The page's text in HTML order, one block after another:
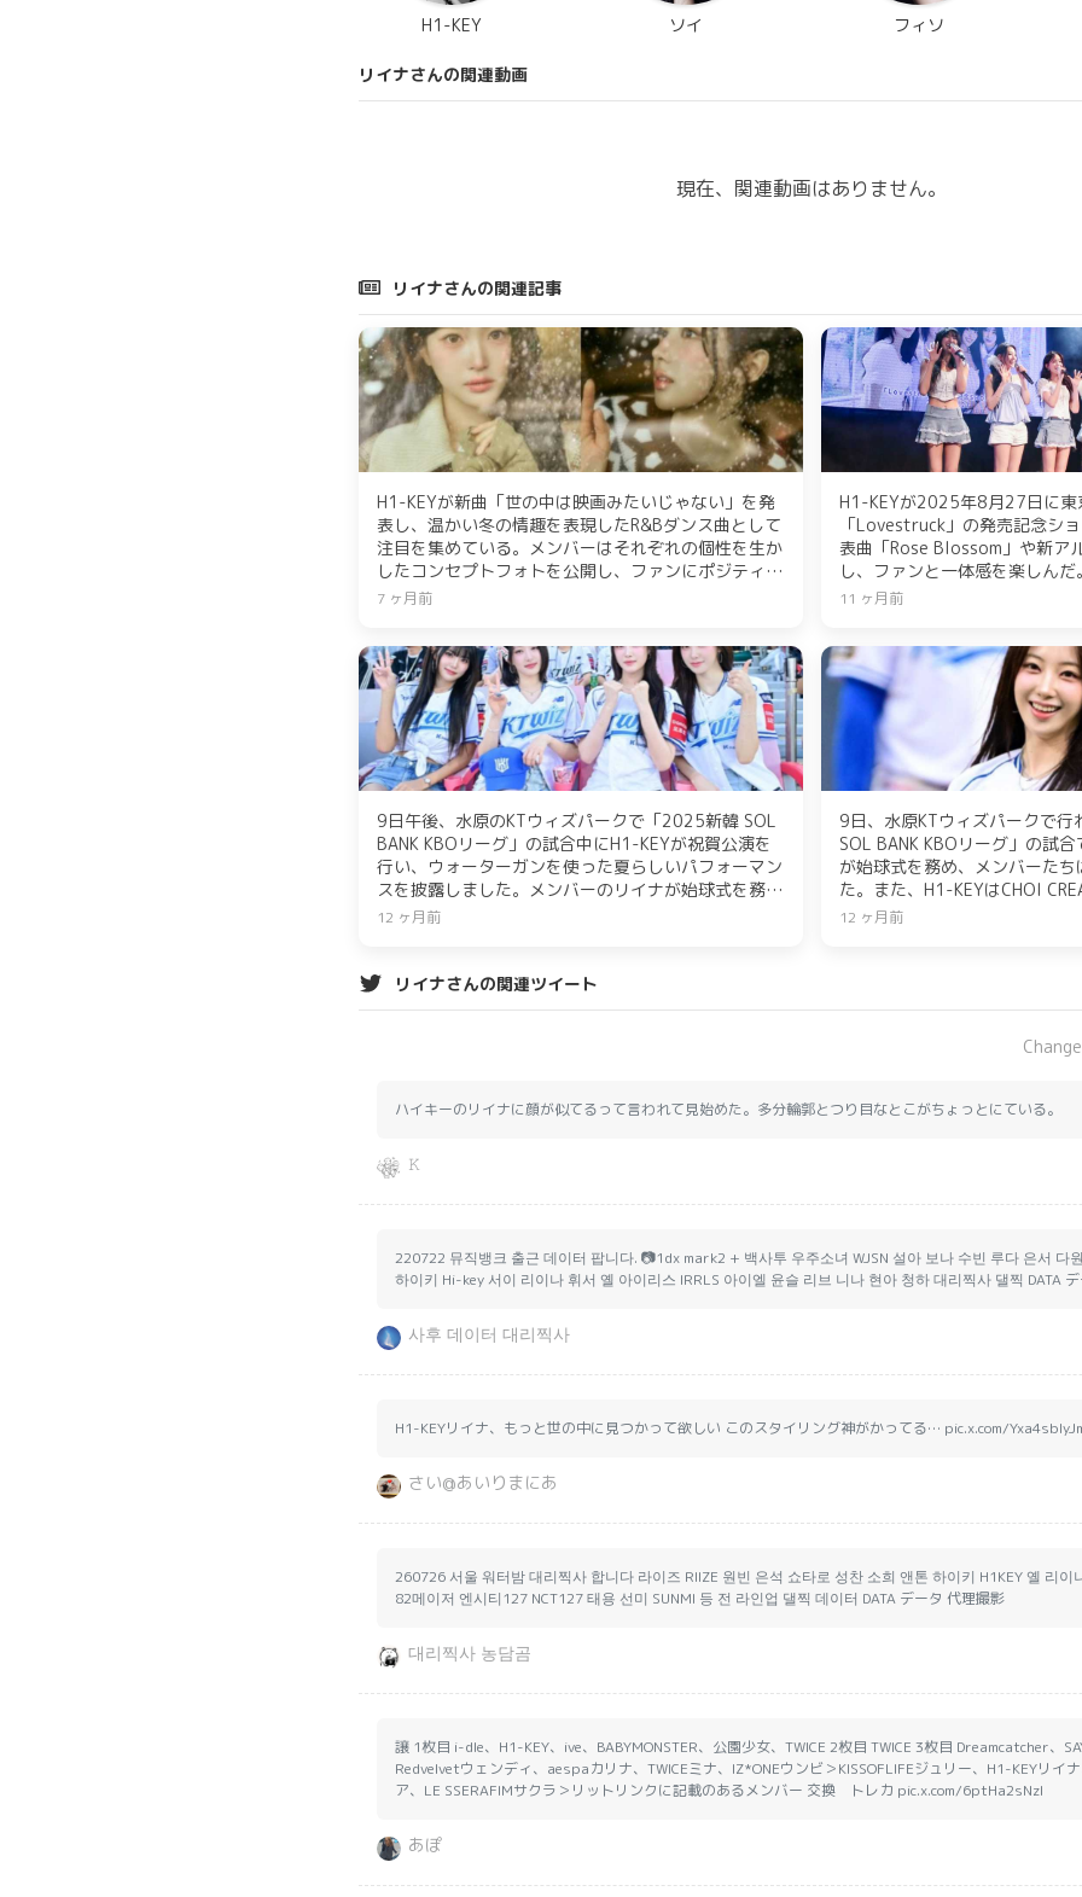
H1-KEY ソイ フィソ
リイナさんの関連動画
現在、関連動画はありません。
リイナさんの関連記事
H1-KEYが新曲「世の中は映画みたいじゃない」を発
表し、温かい冬の情趣を表現したR&Bダンス曲として
注目を集めている。メンバーはそれぞれの個性を生か
したコンセプトフォトを公開し、ファンにポジティブ
なエネルギーを届けた。新曲は5日午後6時にリリー
7 ヶ月前
H1-KEYが2025年8月27日に東
「Lovestruck」の発売記念シ
表曲「Rose Blossom」や新ア
し、ファンと一体感を楽しん
流暢な日本語でアルバムの魅
11 ヶ月前
9日午後、水原のKTウィズパークで「2025新韓 SOL
BANK KBOリーグ」の試合中にH1-KEYが祝賀公演を
行い、ウォーターガンを使った夏らしいパフォーマン
スを披露しました。メンバーのリイナが始球式を務
め、注目を集めました。また、H1-KEYはCHOI
コラボイベントも実施されました。
12 ヶ月前
9日、水原KTウィズパークで
SOL BANK KBOリーグ」の試
が始球式を務め、メンバーた
た。また、H1-KEYはCHOI
を結び、活動の第2章をスター
12 ヶ月前
リイナさんの関連ツイート
ハイキーのリイナに顔が似てるって言われて見始めた。多分輪郭とつり目なとこがちょっとにている。
𝙺
220722 뮤직뱅크 출근 데이터 팝니다. 📷1dx mark2 + 백사투 우주소녀 WJSN 설아 보나 수빈 루다 은서 다
하이키 Hi-key 서이 리이나 휘서 옐 아이리스 IRRLS 아이엘 윤슬 리브 니나 현아 청하 대리찍사 댈찍 DATA
사후 데이터 대리찍사
H1-KEYリイナ、もっと世の中に見つかって欲しい このスタイリング神がかってる… pic.x.com/
さい@あいりまにあ
260726 서울 워터밤 대리찍사 합니다 라이즈 RIIZE 원빈 은석 쇼타로 성찬 소희 앤톤 하이키 H1KEY 옐 리이
82메이저 엔시티127 NCT127 태용 선미 SUNMI 등 전 라인업 댈찍 데이터 DATA データ 代理撮影
대리찍사 농담곰
譲 1枚目 i-dle、H1-KEY、ive、BABYMONSTER、公園少女、TWICE 2枚目 TWICE 3枚目 Dreamcatcher、
Redvelvetウェンディ、aespaカリナ、TWICEミナ、IZ*ONEウンビ＞KISSOFLIFEジュリー、H1-KEYリイ
ア、LE SSERAFIMサクラ＞リットリンクに記載のあるメンバー 交換 トレカ pic.x.com/6ptHa2sNzI
あぽ